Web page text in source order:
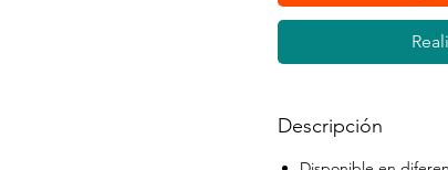
Descripción